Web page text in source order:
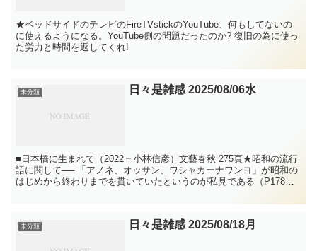
★ベッドサイドのテレビのFireTVstickのYouTube、何もしてないの
に使えるようになる。YouTube側の問題だったのか? 復旧の為に使っ
た労力と時間を返してくれ!
未分類 日々是雑感 2025/08/06水
■日本橋に生まれて（2022＝小林信彦）文藝春秋 275頁★昭和の流行
語に関して── 「アノネ、オッサン、ワシャカーナワンヨ」が昭和の
はじめから終わりまでを貫いていたというのが私見である（P178）
未分類 日々是雑感 2025/08/18月